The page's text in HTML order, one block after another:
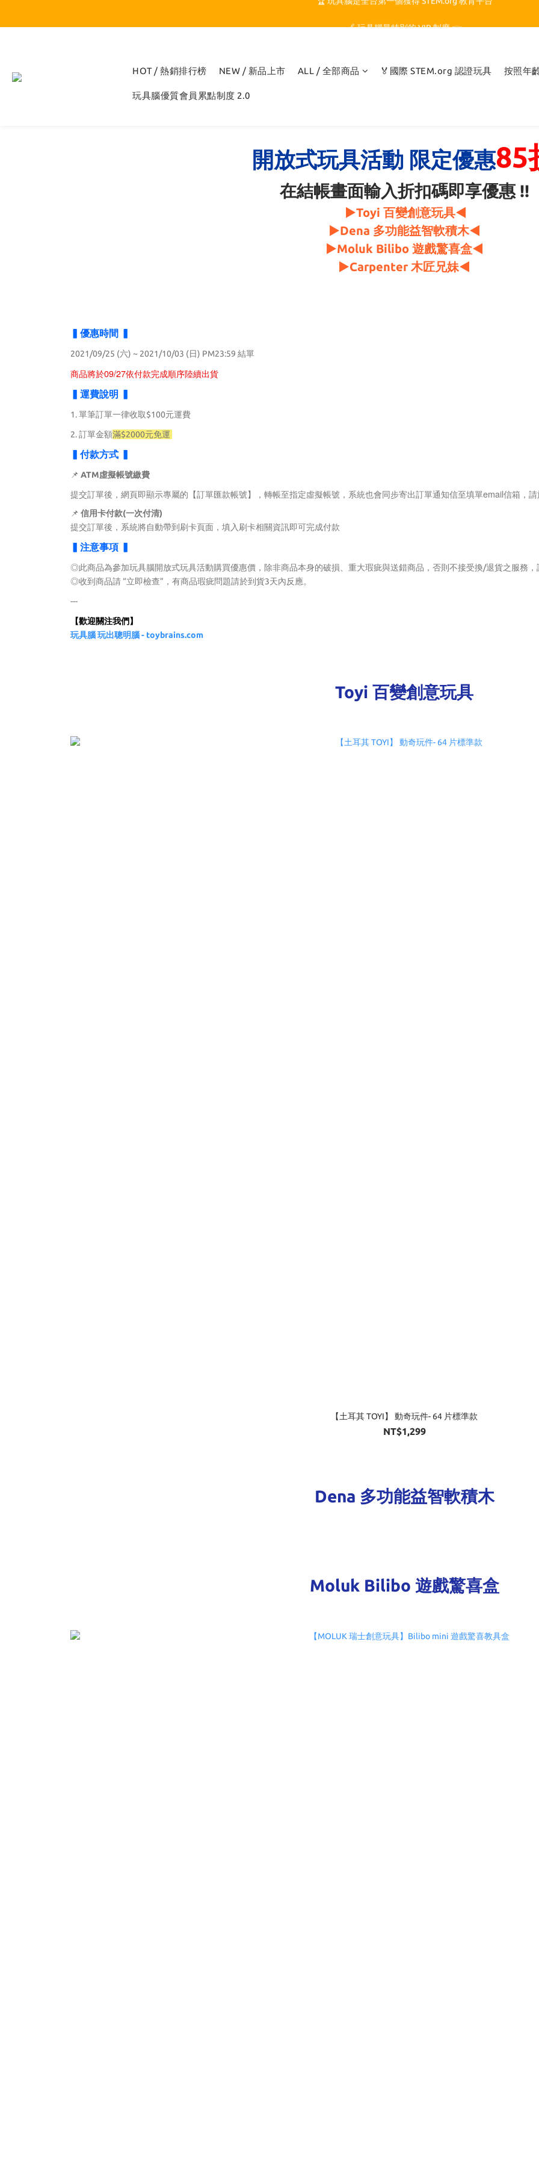
HOT / 熱銷排行榜 NEW / 新品上市 ALL / 全部商品 🏅國際 STEM.org 認證玩具 按照年
玩具腦優質會員累點制度 2.0
開放式玩具活動 限定優惠85
在結帳畫面輸入折扣碼即享優惠 !!
▶Toyi 百變創意玩具◀
▶Dena 多功能益智軟積木◀
▶Moluk Bilibo 遊戲驚喜盒◀
▶Carpenter 木匠兄妹◀
▍優惠時間 ▍
2021/09/25 (六) ~ 2021/10/03 (日) PM23:59 結單
商品將於09/27依付款完成順序陸續出貨
▍運費說明 ▍
1. 單筆訂單一律收取$100元運費
2. 訂單金額滿$2000元免運
▍付款方式 ▍
📌 ATM虛擬帳號繳費
提交訂單後，網頁即顯示專屬的【訂單匯款帳號】，轉帳至指定虛擬帳號，系統也會同步寄出訂單通知信至填單email信箱，請
📌 信用卡付款(一次付清)
提交訂單後，系統將自動帶到刷卡頁面，填入刷卡相關資訊即可完成付款
▍注意事項 ▍
◎此商品為參加玩具腦開放式玩具活動購買優惠價，除非商品本身的破損、重大瑕疵與送錯商品，否則不接受換/退貨之服務，
◎收到商品請 “立即檢查”，有商品瑕疵問題請於到貨3天內反應。
---
【歡迎關注我們】
玩具腦 玩出聰明腦 - toybrains.com
Toyi 百變創意玩具
【土耳其 TOYI】 動奇玩件- 64 片標準款
NT$1,299
Dena 多功能益智軟積木
Moluk Bilibo 遊戲驚喜盒